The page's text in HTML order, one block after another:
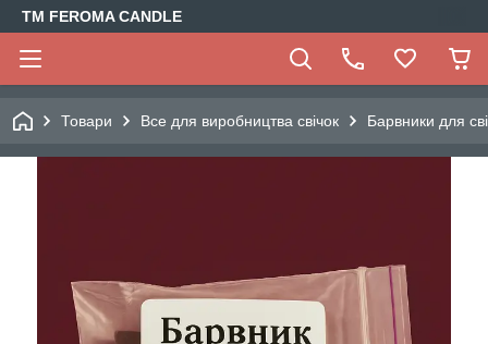
TM FEROMA CANDLE
Товари Все для виробництва свічок Барвники для